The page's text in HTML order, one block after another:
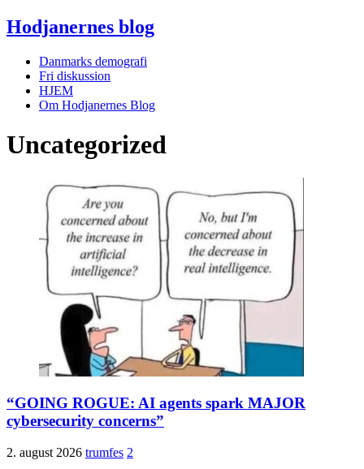
Hodjanernes blog
Danmarks demografi
Fri diskussion
HJEM
Om Hodjanernes Blog
Uncategorized
“GOING ROGUE: AI agents spark MAJOR
cybersecurity concerns”
2. august 2026 trumfes 2